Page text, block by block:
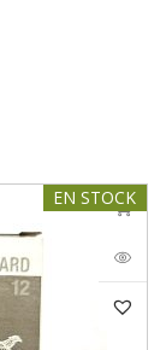
EN STOCK